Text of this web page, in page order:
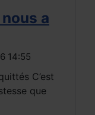
a
14:55
C’est
que